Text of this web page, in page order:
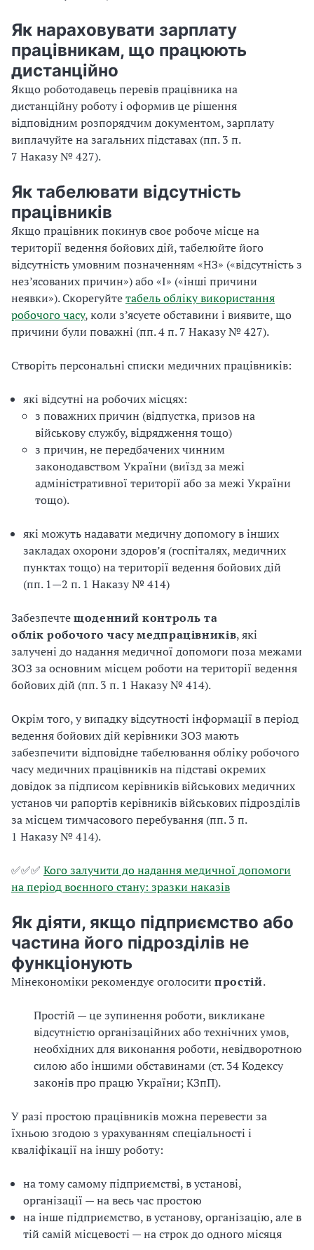
Як нараховувати зарплату
працівникам, що працюють
дистанційно
Якщо роботодавець перевів працівника на
дистанційну роботу і оформив це рішення
відповідним розпорядчим документом, зарплату
виплачуйте на загальних підставах (пп. 3 п.
7 Наказу № 427).
Як табелювати відсутність
працівників
Якщо працівник покинув своє робоче місце на
території ведення бойових дій, табелюйте його
відсутність умовним позначенням «НЗ» («відсутність з
нез’ясованих причин») або «І» («інші причини
неявки»). Скорегуйтетабель обліку використання
робочого часу, коли з’ясуєте обставини і виявите, що
причини були поважні (пп. 4 п. 7 Наказу № 427).
Створіть персональні списки медичних працівників:
які відсутні на робочих місцях:
з поважних причин (відпустка, призов на
військову службу, відрядження тощо)
з причин, не передбачених чинним
законодавством України (виїзд за межі
адміністративної території або за межі України
тощо).
які можуть надавати медичну допомогу в інших
закладах охорони здоров’я (госпіталях, медичних
пунктах тощо) на території ведення бойових дій
(пп. 1—2 п. 1 Наказу № 414)
Забезпечтещоденний контроль та
облік робочого часу медпрацівників, які
залучені до надання медичної допомоги поза межами
ЗОЗ за основним місцем роботи на території ведення
бойових дій (пп. 3 п. 1 Наказу № 414).
Окрім того, у випадку відсутності інформації в період
ведення бойових дій керівники ЗОЗ мають
забезпечити відповідне табелювання обліку робочого
часу медичних працівників на підставі окремих
довідок за підписом керівників військових медичних
установ чи рапортів керівників військових підрозділів
за місцем тимчасового перебування (пп. 3 п.
1 Наказу № 414).
✅✅✅ Кого залучити до надання медичної допомоги
на період воєнного стану: зразки наказів
Як діяти, якщо підприємство або
частина його підрозділів не
функціонують
Мінекономіки рекомендує оголосити простій.
Простій — це зупинення роботи, викликане
відсутністю організаційних або технічних умов,
необхідних для виконання роботи, невідворотною
силою або іншими обставинами (ст. 34 Кодексу
законів про працю України; КЗпП).
У разі простою працівників можна перевести за
їхньою згодою з урахуванням спеціальності і
кваліфікації на іншу роботу:
на тому самому підприємстві, в установі,
організації — на весь час простою
на інше підприємство, в установу, організацію, але в
тій самій місцевості — на строк до одного місяця